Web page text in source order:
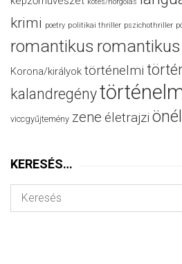
krimi poetry politikai thriller pszichothriller
romantikus
Korona/királyok történelmi
kalandregény
viccgyűjtemény zene életrajzi
KERESÉS…